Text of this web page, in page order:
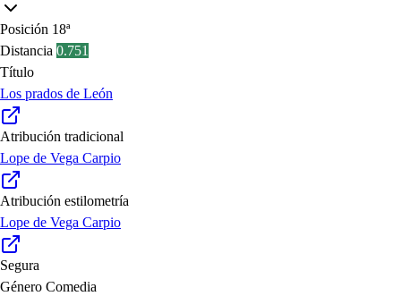
Posición 18ª
Distancia 0.751
Título
Los prados de León
Atribución tradicional
Lope de Vega Carpio
Atribución estilometría
Lope de Vega Carpio
Segura
Género Comedia